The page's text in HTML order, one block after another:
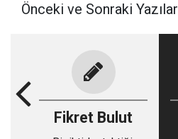
Önceki ve Sonraki Yazılar
Fikret Bulut